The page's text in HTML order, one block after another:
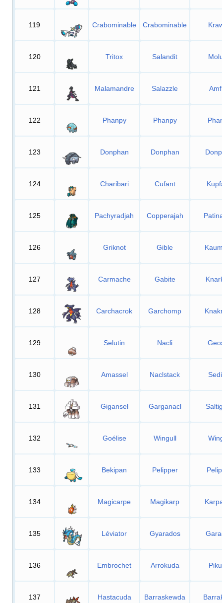
119 Crabominable Crabominable
120 Tritox Salandit
121 Malamandre Salazzle
122 Phanpy Phanpy
123 Donphan Donphan
124 Charibari Cufant
125 Pachyradjah Copperajah
126 Griknot Gible
127 Carmache Gabite
128 Carchacrok Garchomp
129 Selutin Nacli
130 Amassel Naclstack
131 Gigansel Garganacl
132 Goélise Wingull
133 Bekipan Pelipper
134 Magicarpe Magikarp
135 Léviator Gyarados
136 Embrochet Arrokuda
137 Hastacuda Barraskewda